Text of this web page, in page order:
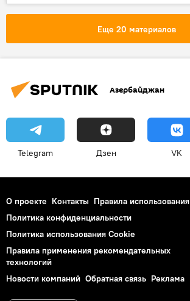
Еще 20 материалов
Азербайджан
Telegram Дзен VK
О проекте Контакты Правила использования
Политика конфиденциальности
Политика использования Cookie
Правила применения рекомендательных
технологий
Новости компаний Обратная связь Реклама